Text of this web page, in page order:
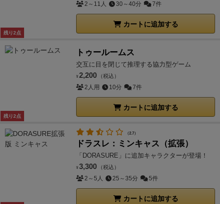
残り2点
2～11人 30～40分 7件
カートに追加する
残り2点
トゥールームス
交互に目を閉じて推理する協力型ゲーム
¥ 2,200 （税込）
2人用 10分 7件
カートに追加する
（2.7）
ドラスレ：ミンキャス（拡張）
「DORASURE」に追加キャラクターが登場！
¥ 3,300 （税込）
2～5人 25～35分 5件
カートに追加する